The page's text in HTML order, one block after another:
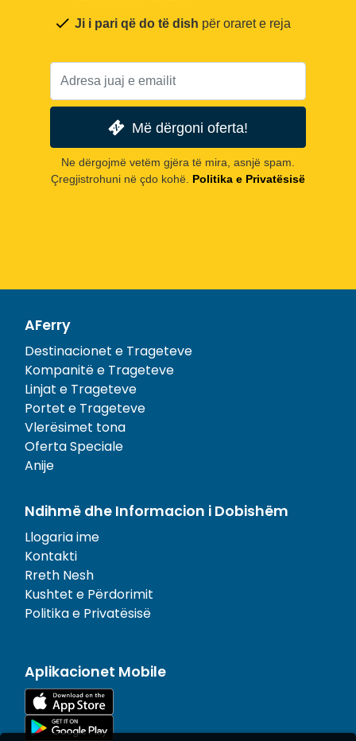
Ji i pari që do të dish për oraret e reja
Më dërgoni oferta!
Ne dërgojmë vetëm gjëra të mira, asnjë spam.
Çregjistrohuni në çdo kohë. Politika e Privatësisë
AFerry
Destinacionet e Trageteve
Kompanitë e Trageteve
Linjat e Trageteve
Portet e Trageteve
Vlerësimet tona
Oferta Speciale
Anije
Ndihmë dhe Informacion i Dobishëm
Llogaria ime
Kontakti
Rreth Nesh
Kushtet e Përdorimit
Politika e Privatësisë
Aplikacionet Mobile